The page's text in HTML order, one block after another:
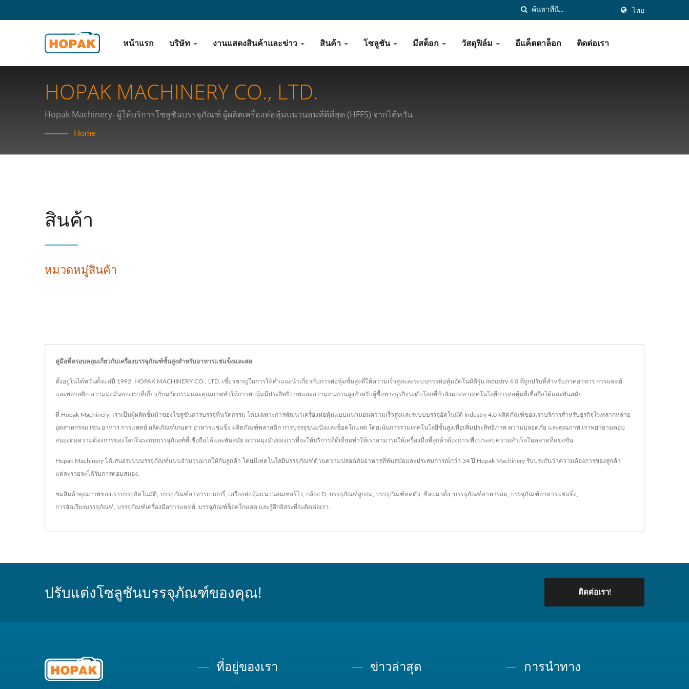
ไทย
หน้าแรก บริษัท งานแสดงสินค้าและข่าว สินค้า โซลูชัน มีสต็อก วัสดุฟิล์ม อีแค็ตตาล็อก ติดต่อเรา
HOPAK MACHINERY CO., LTD.
Hopak Machinery- ผู้ให้บริการโซลูชันบรรจุภัณฑ์ ผู้ผลิตเครื่องห่อหุ้มแนวนอนที่ดีที่สุด (HFFS) จากไต้หวัน
Home
สินค้า
หมวดหมู่สินค้า
คู่มือที่ครอบคลุมเกี่ยวกับเครื่องบรรจุภัณฑ์ขั้นสูงสำหรับอาหารแช่แข็งและสด
ตั้งอยู่ในไต้หวันตั้งแต่ปี 1992, HOPAK MACHINERY CO., LTD. เชี่ยวชาญในการให้คำแนะนำเกี่ยวกับการห่อหุ้มขั้นสูงที่ให้ความเร็วสูงและระบบการห่อหุ้มอัตโนมัติรุ่น Industry 4.0 ที่ถูกปรับที่สำหรับภาคอาหาร การแพทย์
และพลาสติก ความมุ่งมั่นของเราที่เกี่ยวกับนวัตกรรมและคุณภาพทำให้การห่อหุ้มมีประสิทธิภาพและความทนทานสูงสำหรับผู้ซื้อทางธุรกิจระดับโลกที่กำลังมองหาเทคโนโลยีการห่อหุ้มที่เชื่อถือได้และทันสมัย
ที่ Hopak Machinery, เราเป็นผู้ผลิตชั้นนำของโซลูชันการบรรจุที่นวัตกรรม โดยเฉพาะการพัฒนาเครื่องห่อหุ้มแบบแนวนอนความเร็วสูงและระบบบรรจุอัตโนมัติ Industry 4.0 ผลิตภัณฑ์ของเราบริการสำหรับธุรกิจในหลากหลาย
อุตสาหกรรม เช่น อาหาร การแพทย์ ผลิตภัณฑ์เกษตร อาหารแช่แข็ง ผลิตภัณฑ์พลาสติก การบรรจุขนมปังและช็อคโกแลต โดยเน้นการรวมเทคโนโลยีขั้นสูงเพื่อเพิ่มประสิทธิภาพ ความปลอดภัย และคุณภาพ เราพยายามตอบ
สนองต่อความต้องการของโลกในระบบบรรจุภัณฑ์ที่เชื่อถือได้และทันสมัย ความมุ่งมั่นของเราที่จะให้บริการที่ดีเยี่ยมทำให้เราสามารถให้เครื่องมือที่ลูกค้าต้องการเพื่อประสบความสำเร็จในตลาดที่แข่งขัน
Hopak Machinery ได้เสนอระบบบรรจุภัณฑ์แบบจำนวนมากให้กับลูกค้า โดยมีเทคโนโลยีบรรจุภัณฑ์ด้านความปลอดภัยอาหารที่ทันสมัยและประสบการณ์กว่า 34 ปี Hopak Machinery รับประกันว่าความต้องการของลูกค้า
แต่ละรายจะได้รับการตอบสนอง.
ชมสินค้าคุณภาพของเราบรรจุอัตโนมัติ บรรจุภัณฑ์อาหารเบเกอรี่ เครื่องห่อหุ้มแนวนอนเซอร์โว กล้อง D บรรจุภัณฑ์ลูกอม บรรจุภัณฑ์หดตัว ซีลแนวตั้ง บรรจุภัณฑ์อาหารสด บรรจุภัณฑ์อาหารแช่แข็ง
การจัดเรียงบรรจุภัณฑ์ บรรจุภัณฑ์เครื่องมือการแพทย์ บรรจุภัณฑ์ช็อคโกแลต และรู้สึกอิสระที่จะติดต่อเรา
ปรับแต่งโซลูชันบรรจุภัณฑ์ของคุณ! ติดต่อเรา!
ที่อยู่ของเรา ข่าวล่าสุด การนำทาง